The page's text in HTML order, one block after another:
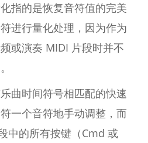
指的是恢复音符值的完美
进行量化处理，因为作为
或演奏 MIDI 片段时并不
曲时间符号相匹配的快速
一个音符地手动调整，而
中的所有按键（Cmd 或